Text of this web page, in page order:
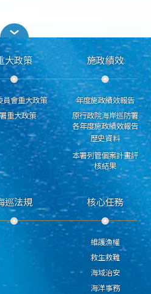
大政策
員會重大政策
重大政策
施政績效
年度施政績效報告
原行政院海岸巡防署
各年度施政績效報告
歷史資料
本署列管個案計畫評
核結果
巡法規 核心任務
維護漁權
救生救難
海域治安
海洋事務